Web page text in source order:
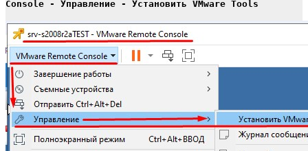
Console - Управление - Установить VMware Tools